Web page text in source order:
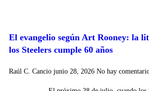
El evangelio según Art Rooney: la
los Steelers cumple 60 años
Raúl C. Cancio junio 28, 2026 No hay